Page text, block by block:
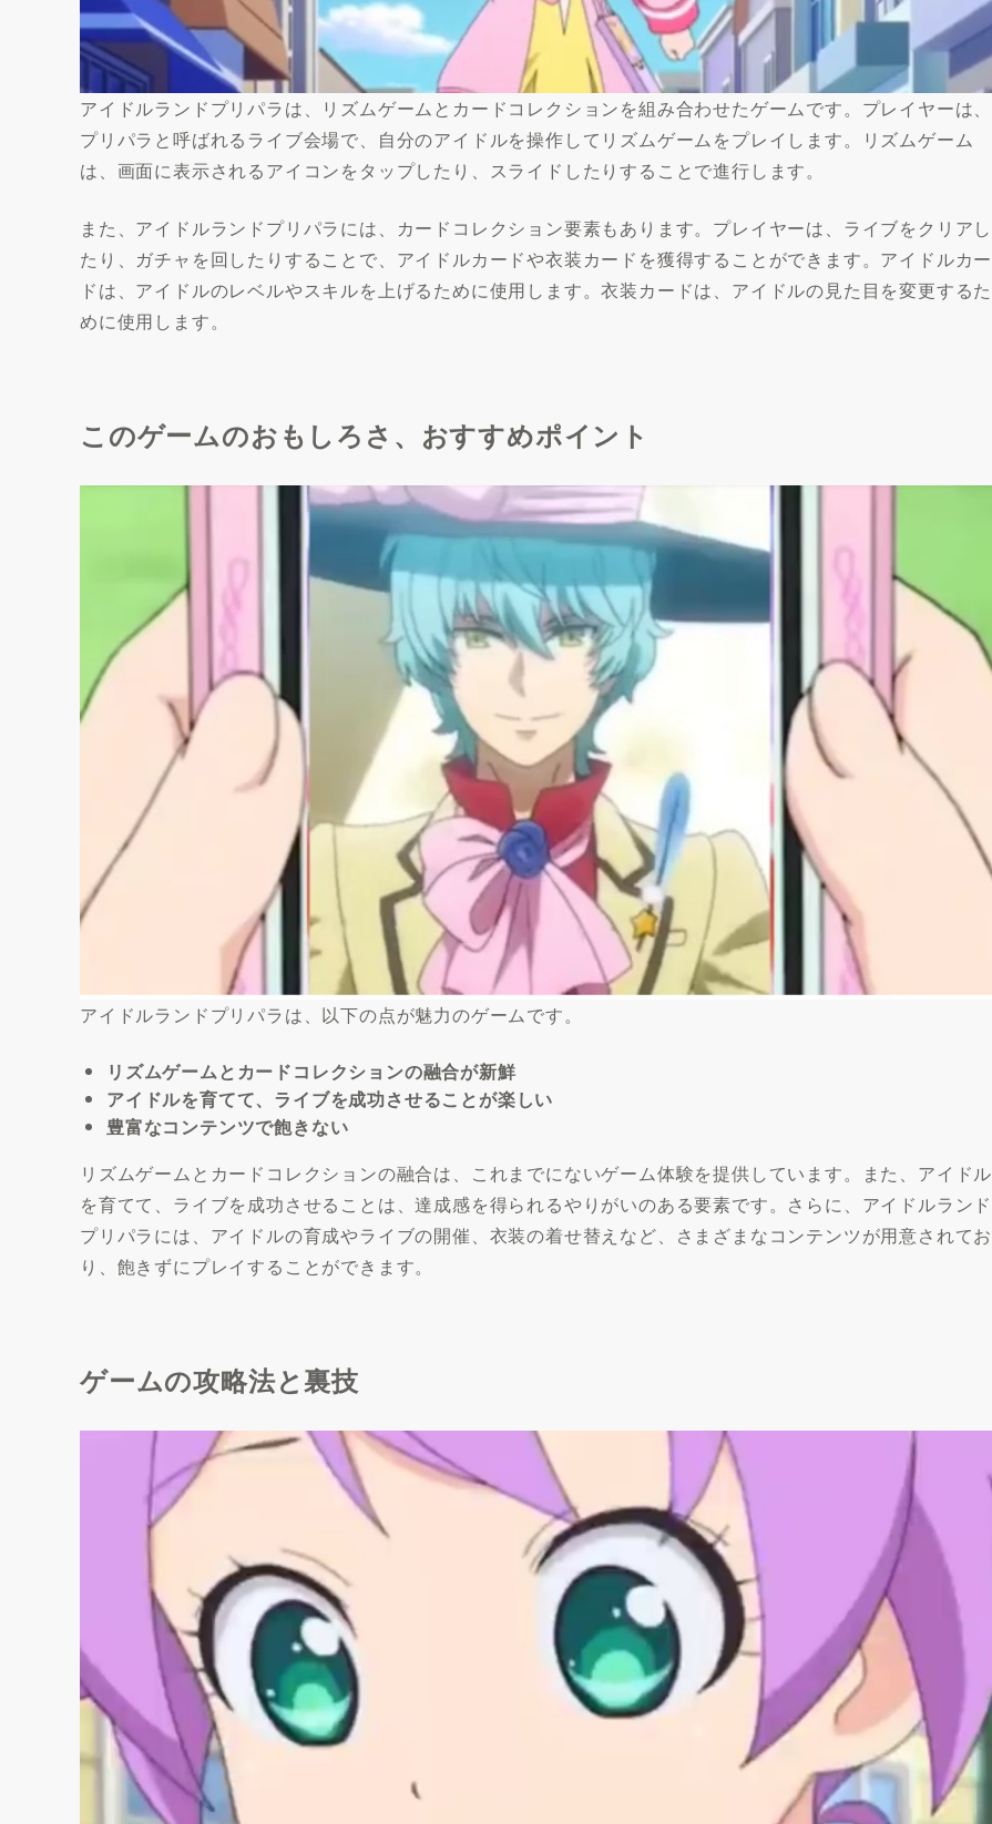
アイドルランドプリパラは、リズムゲームとカードコレクションを組み合わせたゲームです。プレイヤーは、
プリパラと呼ばれるライブ会場で、自分のアイドルを操作してリズムゲームをプレイします。リズムゲーム
は、画面に表示されるアイコンをタップしたり、スライドしたりすることで進行します。
また、アイドルランドプリパラには、カードコレクション要素もあります。プレイヤーは、ライブをクリアし
たり、ガチャを回したりすることで、アイドルカードや衣装カードを獲得することができます。アイドルカー
ドは、アイドルのレベルやスキルを上げるために使用します。衣装カードは、アイドルの見た目を変更するた
めに使用します。
このゲームのおもしろさ、おすすめポイント
アイドルランドプリパラは、以下の点が魅力のゲームです。
リズムゲームとカードコレクションの融合が新鮮
アイドルを育てて、ライブを成功させることが楽しい
豊富なコンテンツで飽きない
リズムゲームとカードコレクションの融合は、これまでにないゲーム体験を提供しています。また、アイドル
を育てて、ライブを成功させることは、達成感を得られるやりがいのある要素です。さらに、アイドルランド
プリパラには、アイドルの育成やライブの開催、衣装の着せ替えなど、さまざまなコンテンツが用意されてお
り、飽きずにプレイすることができます。
ゲームの攻略法と裏技